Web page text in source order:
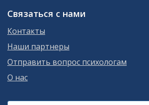
Связаться с нами
Контакты
Наши партнеры
Отправить вопрос психологам
О нас